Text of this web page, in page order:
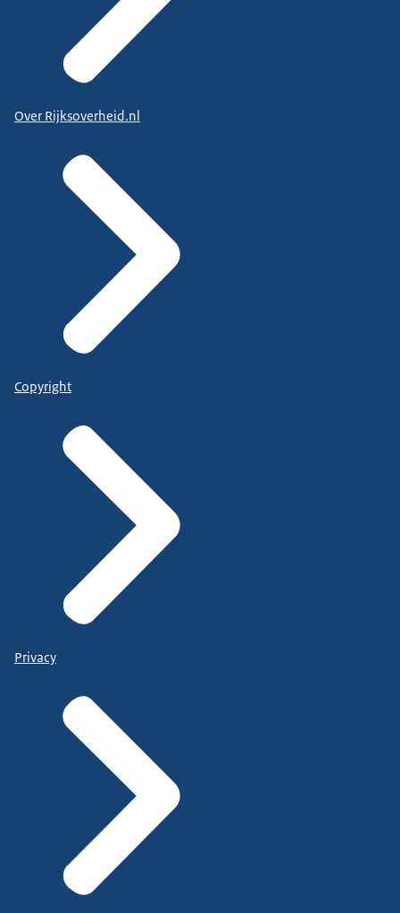
Over Rijksoverheid.nl
Copyright
Privacy